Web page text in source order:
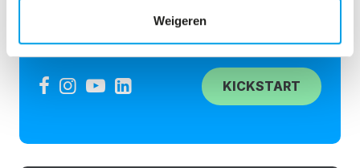
Weigeren
VOLG ONS OP:
KICKSTART